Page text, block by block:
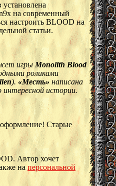
на современный
настроить BLOOD на
статьи.
игрыMonolith Blood
роликами
). «Месть» написана
интересной истории.
Старые
Автор хочет
на персональной